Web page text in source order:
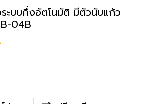
ะบบกึ่งอัตโนมัติ มีตัวนับแก้ว
04B